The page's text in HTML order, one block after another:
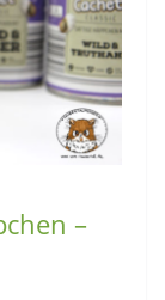
–